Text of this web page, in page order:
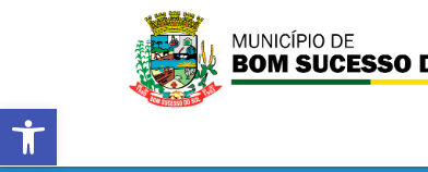
Barra de Ferramentas